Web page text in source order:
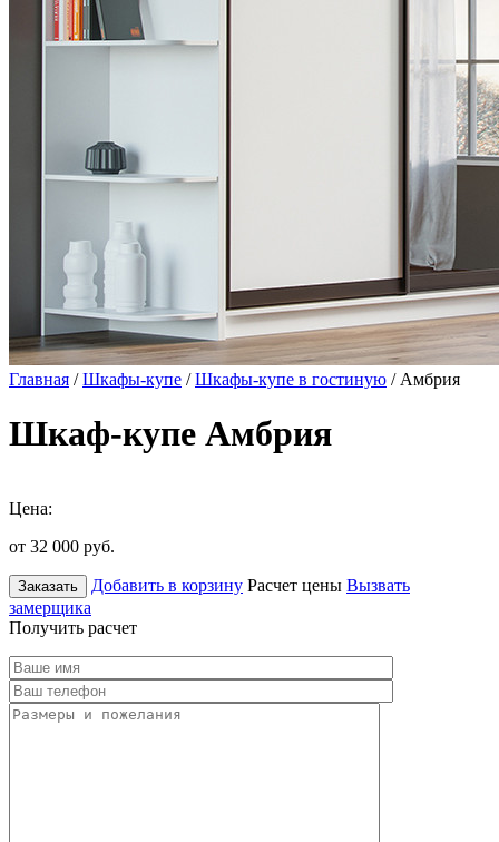
Главная /Шкафы-купе /Шкафы-купе в гостиную / Амбрия
Шкаф-купе Амбрия
Цена:
от 32 000 руб.
Заказать Добавить в корзину Расчет цены Вызвать
замерщика
Получить расчет